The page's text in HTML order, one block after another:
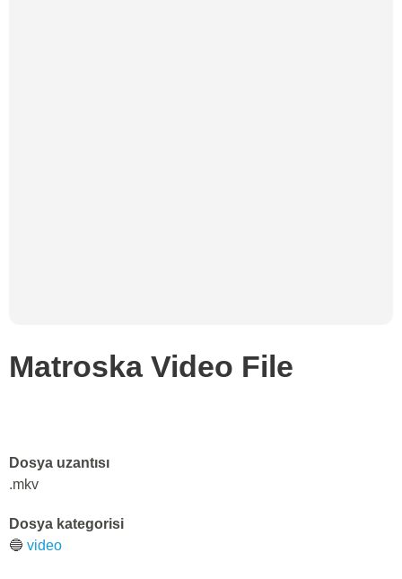
Matroska Video File
Dosya uzantısı
.mkv
Dosya kategorisi
🔵 video